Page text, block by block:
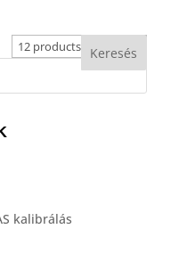
kalibrálás